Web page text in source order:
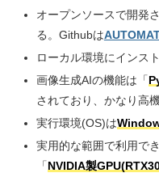
オープンソースで開発
る。Githubは
ローカル環境にインス
画像生成AIの機能は「
されており、かなり高機
実行環境(OS)は
実用的な範囲で利用で
「NVIDIA製